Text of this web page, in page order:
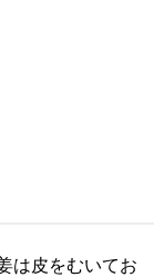
は皮をむいてお